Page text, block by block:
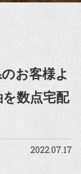
お客様よ
数点宅配
2022.07.17